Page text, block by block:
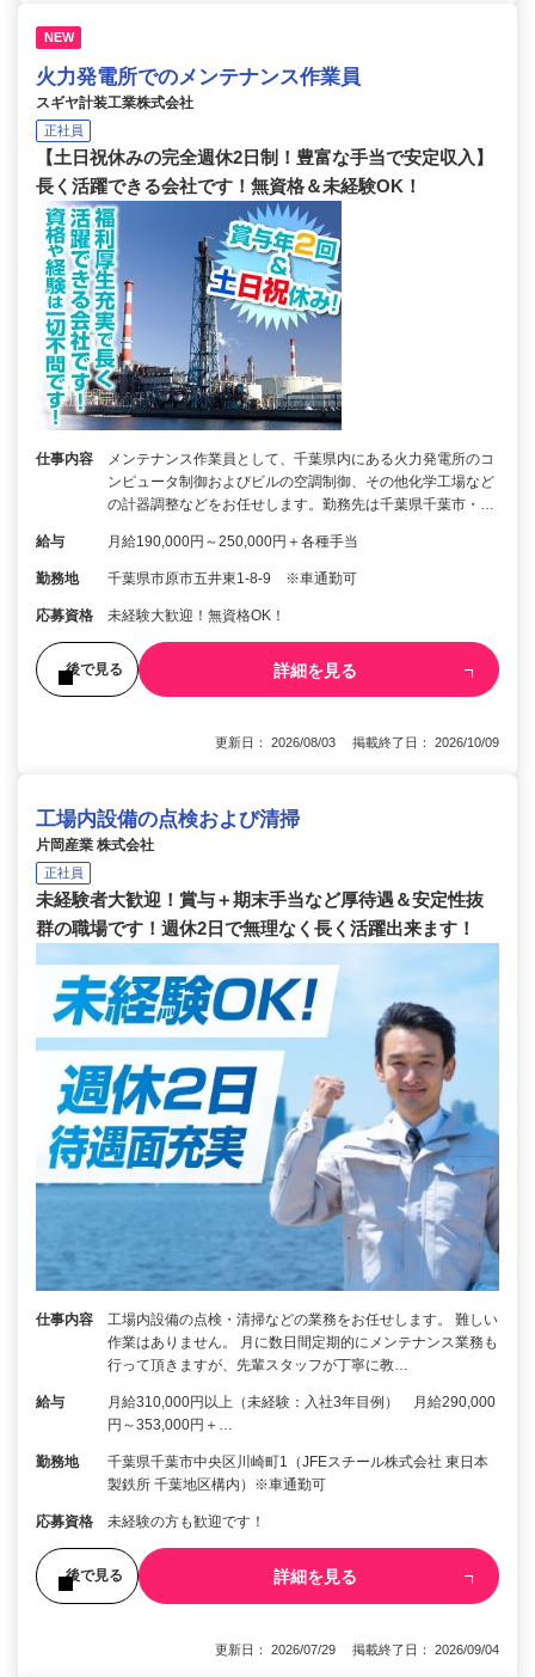
NEW
火力発電所でのメンテナンス作業員
スギヤ計装工業株式会社
正社員
【土日祝休みの完全週休2日制！豊富な手当で安定収入】
長く活躍できる会社です！無資格＆未経験OK！
仕事内容
メンテナンス作業員として、千葉県内にある火力発電所のコ
ンピュータ制御およびビルの空調制御、その他化学工場など
の計器調整などをお任せします。勤務先は千葉県千葉市・…
給与 月給190,000円～250,000円＋各種手当
勤務地 千葉県市原市五井東1-8-9 ※車通勤可
応募資格 未経験大歓迎！無資格OK！
後で見る 詳細を見る
更新日： 2026/08/03 掲載終了日： 2026/10/09
工場内設備の点検および清掃
片岡産業 株式会社
正社員
未経験者大歓迎！賞与＋期末手当など厚待遇＆安定性抜
群の職場です！週休2日で無理なく長く活躍出来ます！
仕事内容
工場内設備の点検・清掃などの業務をお任せします。 難しい
作業はありません。 月に数日間定期的にメンテナンス業務も
行って頂きますが、先輩スタッフが丁寧に教…
給与
月給310,000円以上（未経験：入社3年目例） 月給290,000
円～353,000円＋…
勤務地
千葉県千葉市中央区川崎町1（JFEスチール株式会社 東日本
製鉄所 千葉地区構内）※車通勤可
応募資格 未経験の方も歓迎です！
後で見る 詳細を見る
更新日： 2026/07/29 掲載終了日： 2026/09/04